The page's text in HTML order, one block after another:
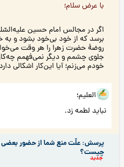
با عرض سلام؛
اگر در مجالس امام حسین
برسد كه از خود بی‌خود بشود و به
روضۀ حضرت زهرا را هر وقت
جلوى چشمم و دیگر نمی‌فهمم
خودم می‌زنم؛ آيا اين‌كار اشكالى
هو العلیم؛
نباید لطمه زد.
پرسش: علّت منع شما از حضور بعضی
چیست؟
جدید